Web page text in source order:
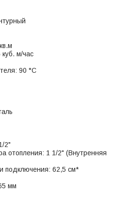
м/час
90 °С
2"
отопления: 1 1/2" (Внутренняя
подключения: 62,5 см*
мм